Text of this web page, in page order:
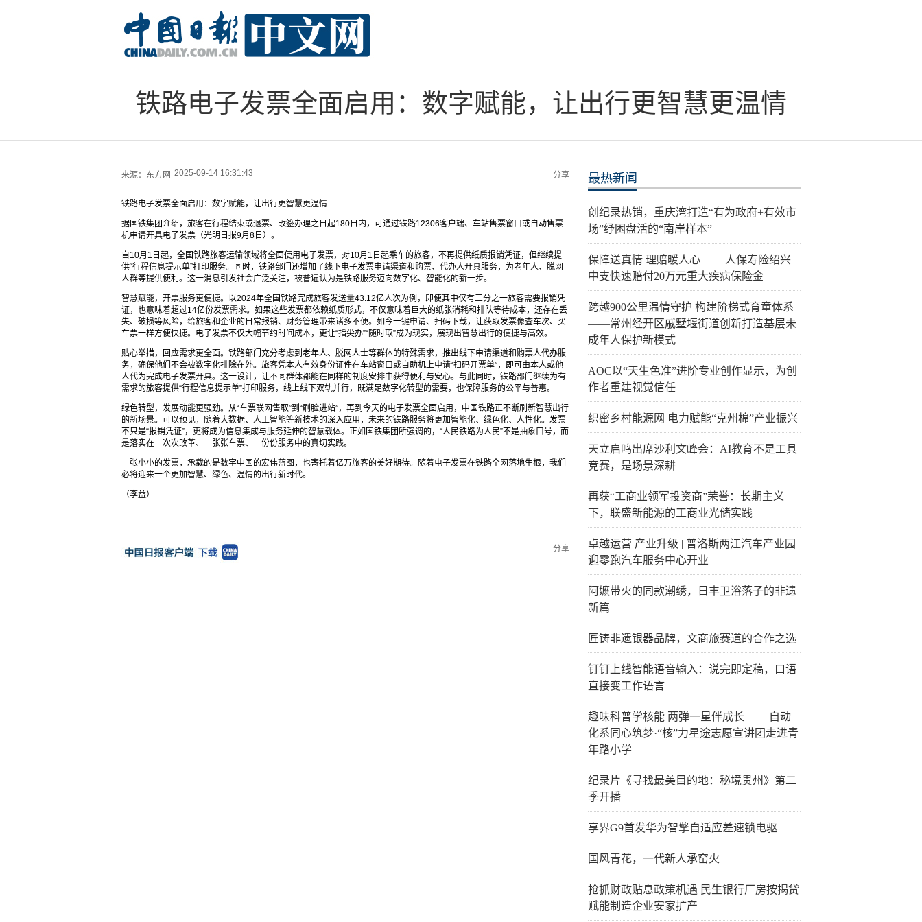
铁路电子发票全面启用：数字赋能，让出行更智慧更温情
来源： 东方网 2025-09-14 16:31:43 分享
铁路电子发票全面启用：数字赋能，让出行更智慧更温情
据国铁集团介绍，旅客在行程结束或退票、改签办理之日起180日内，可通过铁路12306客户端、车站售票窗口或自动售票
机申请开具电子发票（光明日报9月8日）。
自10月1日起，全国铁路旅客运输领域将全面使用电子发票，对10月1日起乘车的旅客，不再提供纸质报销凭证，但继续提
供“行程信息提示单”打印服务。同时，铁路部门还增加了线下电子发票申请渠道和购票、代办人开具服务，为老年人、脱网
人群等提供便利。这一消息引发社会广泛关注，被普遍认为是铁路服务迈向数字化、智能化的新一步。
智慧赋能，开票服务更便捷。以2024年全国铁路完成旅客发送量43.12亿人次为例，即便其中仅有三分之一旅客需要报销凭
证，也意味着超过14亿份发票需求。如果这些发票都依赖纸质形式，不仅意味着巨大的纸张消耗和排队等待成本，还存在丢
失、破损等风险，给旅客和企业的日常报销、财务管理带来诸多不便。如今一键申请、扫码下载，让获取发票像查车次、买
车票一样方便快捷。电子发票不仅大幅节约时间成本，更让“指尖办”“随时取”成为现实，展现出智慧出行的便捷与高效。
贴心举措，回应需求更全面。铁路部门充分考虑到老年人、脱网人士等群体的特殊需求，推出线下申请渠道和购票人代办服
务，确保他们不会被数字化排除在外。旅客凭本人有效身份证件在车站窗口或自助机上申请“扫码开票单”，即可由本人或他
人代为完成电子发票开具。这一设计，让不同群体都能在同样的制度安排中获得便利与安心。与此同时，铁路部门继续为有
需求的旅客提供“行程信息提示单”打印服务，线上线下双轨并行，既满足数字化转型的需要，也保障服务的公平与普惠。
绿色转型，发展动能更强劲。从“车票联网售取”到“刷脸进站”，再到今天的电子发票全面启用，中国铁路正不断刷新智慧出行
的新场景。可以预见，随着大数据、人工智能等新技术的深入应用，未来的铁路服务将更加智能化、绿色化、人性化。发票
不只是“报销凭证”，更将成为信息集成与服务延伸的智慧载体。正如国铁集团所强调的，“人民铁路为人民”不是抽象口号，而
是落实在一次次改革、一张张车票、一份份服务中的真切实践。
一张小小的发票，承载的是数字中国的宏伟蓝图，也寄托着亿万旅客的美好期待。随着电子发票在铁路全网落地生根，我们
必将迎来一个更加智慧、绿色、温情的出行新时代。
（李益）
分享
最热新闻
创纪录热销，重庆湾打造“有为政府+有效市
场”纾困盘活的“南岸样本”
保障送真情 理赔暖人心—— 人保寿险绍兴
中支快速赔付20万元重大疾病保险金
跨越900公里温情守护 构建阶梯式育童体系
——常州经开区戚墅堰街道创新打造基层未
成年人保护新模式
AOC以“天生色准”进阶专业创作显示，为创
作者重建视觉信任
织密乡村能源网 电力赋能“克州棉”产业振兴
天立启鸣出席沙利文峰会：AI教育不是工具
竞赛，是场景深耕
再获“工商业领军投资商”荣誉：长期主义
下，联盛新能源的工商业光储实践
卓越运营 产业升级 | 普洛斯两江汽车产业园
迎零跑汽车服务中心开业
阿嬷带火的同款潮绣，日丰卫浴落子的非遗
新篇
匠铸非遗银器品牌，文商旅赛道的合作之选
钉钉上线智能语音输入：说完即定稿，口语
直接变工作语言
趣味科普学核能 两弹一星伴成长 ——自动
化系同心筑梦·“核”力星途志愿宣讲团走进青
年路小学
纪录片《寻找最美目的地：秘境贵州》第二
季开播
享界G9首发华为智擎自适应差速锁电驱
国风青花，一代新人承窑火
抢抓财政贴息政策机遇 民生银行厂房按揭贷
赋能制造企业安家扩产